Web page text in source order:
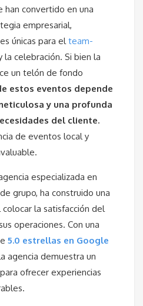
convertido en una
empresarial,
únicas para elteam-
la celebración. Si bien la
un telón de fondo
estos eventos depende
y una profunda
del cliente.
de eventos local y
especializada en
grupo, ha construido una
la satisfacción del
operaciones. Con una
5.0 estrellas en Google
agencia demuestra un
ofrecer experiencias